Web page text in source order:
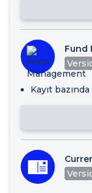
Fund
Kayıt